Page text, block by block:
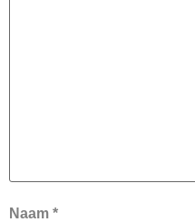
Naam *